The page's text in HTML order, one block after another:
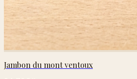
Jambon du mont ventoux